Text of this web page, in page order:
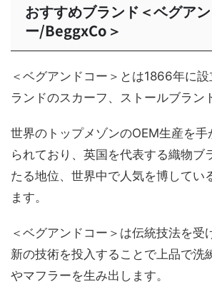
おすすめブランド＜ベグア
ー/BeggxCo＞
＜ベグアンドコー＞とは1866年に
ランドのスカーフ、ストールブラン
世界のトップメゾンのOEM生産を手
られており、英国を代表する織物ブ
たる地位、世界中で人気を博してい
ます。
＜ベグアンドコー＞は伝統技法を受
新の技術を投入することで上品で洗
やマフラーを生み出します。